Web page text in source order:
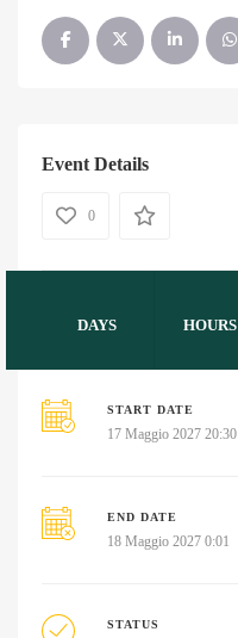
Event Details
0
DAYS HOURS
START DATE
17 Maggio 2027 20:30
END DATE
18 Maggio 2027 0:01
STATUS